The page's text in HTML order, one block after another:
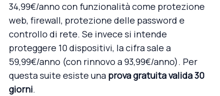
34,99€/anno con funzionalità come protezione
web, firewall, protezione delle password e
controllo di rete. Se invece si intende
proteggere 10 dispositivi, la cifra sale a
59,99€/anno (con rinnovo a 93,99€/anno). Per
questa suite esiste una prova gratuita valida 30
giorni.